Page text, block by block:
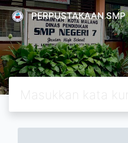
PERPUSTAKAAN